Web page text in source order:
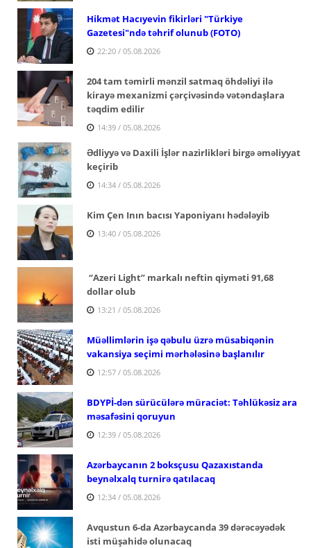
Hikmət Hacıyevin fikirləri "Türkiye
Gazetesi"ndə təhrif olunub (FOTO)
22:20 / 05.08.2026
204 tam təmirli mənzil satmaq öhdəliyi ilə
kirayə mexanizmi çərçivəsində vətəndaşlara
təqdim edilir
14:39 / 05.08.2026
Ədliyyə və Daxili İşlər nazirlikləri birgə əməliyyat
keçirib
14:34 / 05.08.2026
Kim Çen Inın bacısı Yaponiyanı hədələyib
13:40 / 05.08.2026
“Azeri Light” markalı neftin qiyməti 91,68
dollar olub
13:21 / 05.08.2026
Müəllimlərin işə qəbulu üzrə müsabiqənin
vakansiya seçimi mərhələsinə başlanılır
12:57 / 05.08.2026
BDYPİ-dən sürücülərə müraciət: Təhlükəsiz ara
məsafəsini qoruyun
12:39 / 05.08.2026
Azərbaycanın 2 boksçusu Qazaxıstanda
beynəlxalq turnirə qatılacaq
12:34 / 05.08.2026
Avqustun 6-da Azərbaycanda 39 dərəcəyədək
isti müşahidə olunacaq